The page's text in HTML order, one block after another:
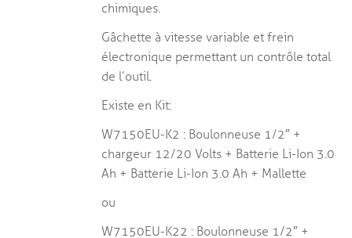
chimiques.
Gâchette à vitesse variable et frein
électronique permettant un contrôle total
de l’outil.
Existe en Kit:
W7150EU-K2 : Boulonneuse 1/2″ +
chargeur 12/20 Volts + Batterie Li-Ion 3.0
Ah + Batterie Li-Ion 3.0 Ah + Mallette
ou
W7150EU-K22 : Boulonneuse 1/2″ +